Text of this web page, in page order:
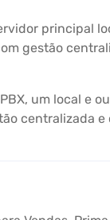
principal
gestão
um local e
centralizada e